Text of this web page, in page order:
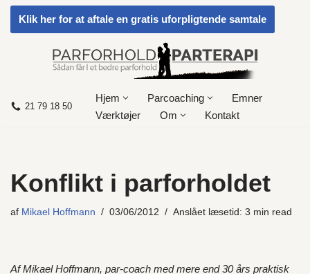
Spring
Klik her for at aftale en gratis uforpligtende samtale
21 79 18 50
Hjem Parcoaching
Emner
Værktøjer
Om Kontakt
Konflikt i parforholdet
af Mikael Hoffmann 03/06/2012 Anslået læsetid: 3 min read
Af Mikael Hoffmann, par-coach med mere end 30 års praktisk